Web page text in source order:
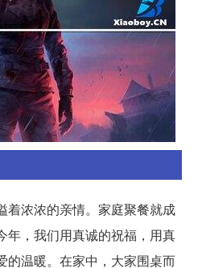
着浓浓的亲情。家庭聚餐就成
年，我们用真诚的祝福，用真
的温暖。在家中，大家围桌而